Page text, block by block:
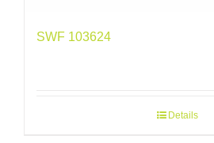
SWF 103624
Details